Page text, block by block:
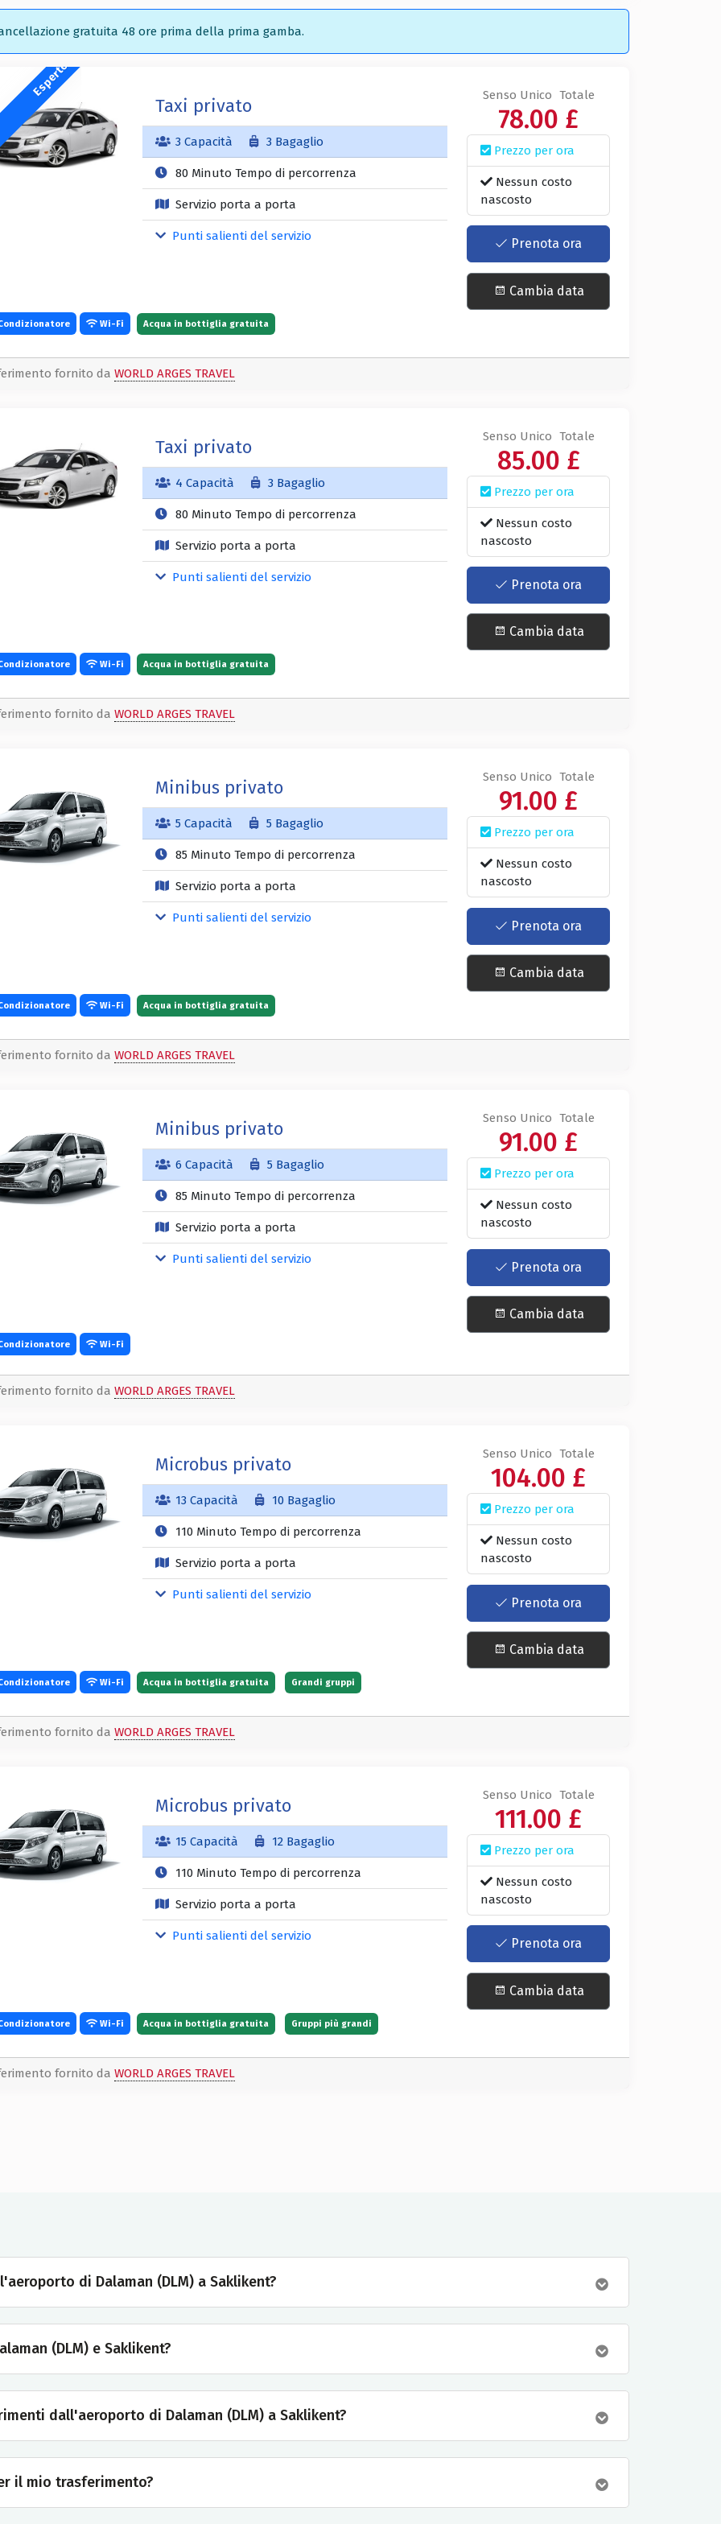
gratuita 48 ore prima della prima gamba.
Esperto
Taxi privato
3 Capacità 3 Bagaglio
80 Minuto Tempo di percorrenza
Servizio porta a porta
Punti salienti del servizio
Senso Unico Totale
78.00 £
Prezzo per ora
Nessun costo
nascosto
Prenota ora
Cambia data
Wi-Fi Acqua in bottiglia gratuita
fornito da WORLD ARGES TRAVEL
Taxi privato
4 Capacità 3 Bagaglio
80 Minuto Tempo di percorrenza
Servizio porta a porta
Punti salienti del servizio
Senso Unico Totale
85.00 £
Prezzo per ora
Nessun costo
nascosto
Prenota ora
Cambia data
Wi-Fi Acqua in bottiglia gratuita
fornito da WORLD ARGES TRAVEL
Minibus privato
5 Capacità 5 Bagaglio
85 Minuto Tempo di percorrenza
Servizio porta a porta
Punti salienti del servizio
Senso Unico Totale
91.00 £
Prezzo per ora
Nessun costo
nascosto
Prenota ora
Cambia data
Wi-Fi Acqua in bottiglia gratuita
fornito da WORLD ARGES TRAVEL
Minibus privato
6 Capacità 5 Bagaglio
85 Minuto Tempo di percorrenza
Servizio porta a porta
Punti salienti del servizio
Senso Unico Totale
91.00 £
Prezzo per ora
Nessun costo
nascosto
Prenota ora
Cambia data
Wi-Fi
fornito da WORLD ARGES TRAVEL
Microbus privato
13 Capacità 10 Bagaglio
110 Minuto Tempo di percorrenza
Servizio porta a porta
Punti salienti del servizio
Senso Unico Totale
104.00 £
Prezzo per ora
Nessun costo
nascosto
Prenota ora
Cambia data
Wi-Fi Acqua in bottiglia gratuita Grandi gruppi
fornito da WORLD ARGES TRAVEL
Microbus privato
15 Capacità 12 Bagaglio
110 Minuto Tempo di percorrenza
Servizio porta a porta
Punti salienti del servizio
Senso Unico Totale
111.00 £
Prezzo per ora
Nessun costo
nascosto
Prenota ora
Cambia data
Wi-Fi Acqua in bottiglia gratuita Gruppi più grandi
fornito da WORLD ARGES TRAVEL
di Dalaman (DLM) a Saklikent?
(DLM) e Saklikent?
dall'aeroporto di Dalaman (DLM) a Saklikent?
il mio trasferimento?